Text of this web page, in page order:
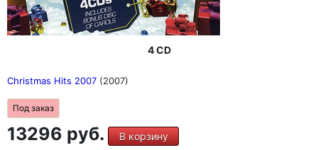
4 CD
Christmas Hits 2007 (2007)
Под заказ
13296 руб. В корзину